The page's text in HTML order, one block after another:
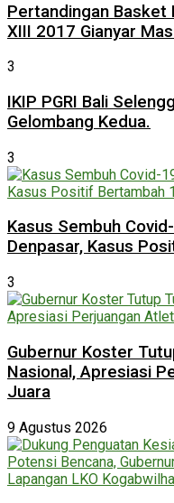
Pertandingan
XIII 2017 Gianyar
3
IKIP PGRI Bali
Gelombang Kedua.
3
Kasus Sembuh
Denpasar, Kasus
3
Gubernur Koster
Nasional, Apresiasi
Juara
9 Agustus 2026